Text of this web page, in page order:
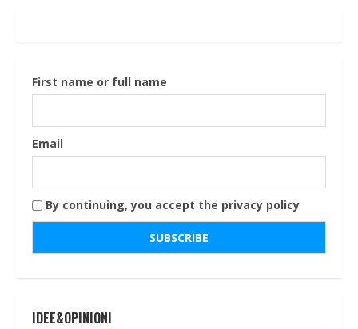
First name or full name
Email
By continuing, you accept the privacy policy
IDEE&OPINIONI